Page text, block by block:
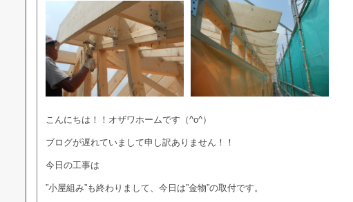
こんにちは！！オザワホームです（^o^）
ブログが遅れていまして申し訳ありません！！
今日の工事は
”小屋組み”も終わりまして、今日は”金物”の取付です。